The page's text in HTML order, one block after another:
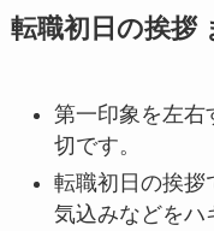
転職初日の挨拶
第一印象を左右
切です。
転職初日の挨拶
気込みなどをハ